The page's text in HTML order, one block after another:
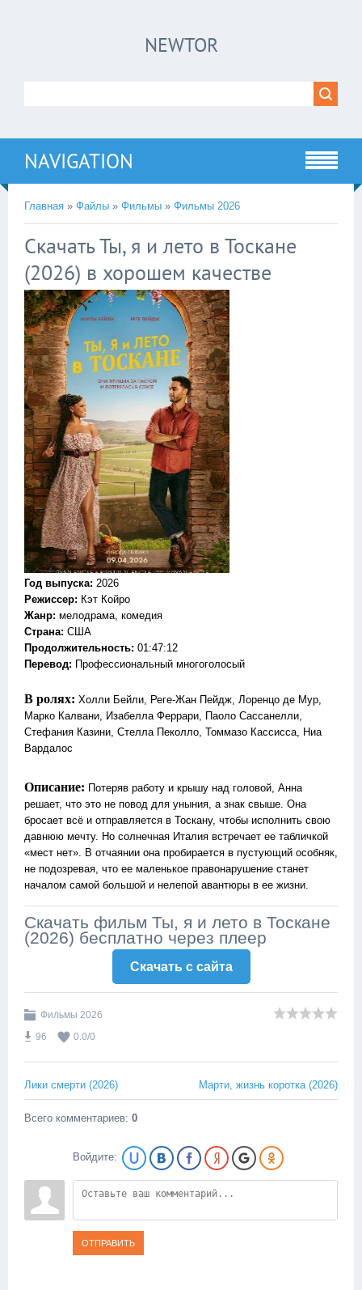
NEWTOR
NAVIGATION
Главная » Файлы » Фильмы » Фильмы 2026
Скачать Ты, я и лето в Тоскане
(2026) в хорошем качестве
Год выпуска: 2026
Режиссер: Кэт Койро
Жанр: мелодрама, комедия
Страна: США
Продолжительность: 01:47:12
Перевод: Профессиональный многоголосый
В ролях: Холли Бейли, Реге-Жан Пейдж, Лоренцо де Мур,
Марко Калвани, Изабелла Феррари, Паоло Сассанелли,
Стефания Казини, Стелла Пеколло, Томмазо Кассисса, Ниа
Вардалос
Описание: Потеряв работу и крышу над головой, Анна
решает, что это не повод для уныния, а знак свыше. Она
бросает всё и отправляется в Тоскану, чтобы исполнить свою
давнюю мечту. Но солнечная Италия встречает ее табличкой
«мест нет». В отчаянии она пробирается в пустующий особняк,
не подозревая, что ее маленькое правонарушение станет
началом самой большой и нелепой авантюры в ее жизни.
Скачать фильм Ты, я и лето в Тоскане
(2026) бесплатно через плеер
!!!Если Вы с телефона сперва нажмите на
Скачать c сайта
Фильмы 2026
96
0.0/0
Лики смерти (2026) Марти, жизнь коротка (2026)
Всего комментариев: 0
Войдите:
ОТПРАВИТЬ